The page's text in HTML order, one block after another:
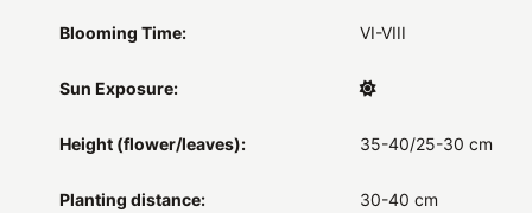
Blooming Time: VI-VIII
Sun Exposure:
Height (flower/leaves): 35-40/25-30 cm
Planting distance: 30-40 cm